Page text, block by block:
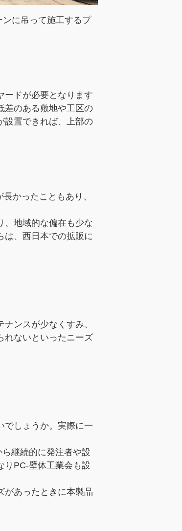
に吊って施工するプ
ードが必要となります
差のある敷地や工区の
設置できれば、上部の
かったこともあり、
、地域的な偏在も少な
は、西日本での拡販に
ンスが少なくすみ、
れないといったニーズ
でしょうか。実際に一
継続的に発注者や設
りPC-壁体工業会も設
があったときに本製品